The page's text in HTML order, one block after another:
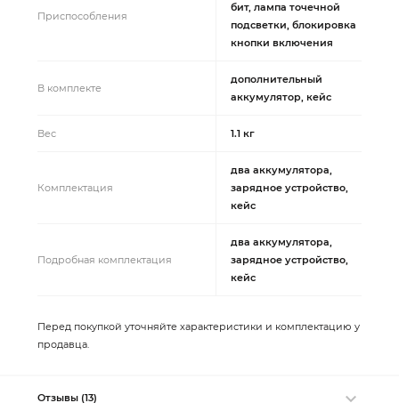
Приспособления
бит, лампа точечной
подсветки, блокировка
кнопки включения
В комплекте
дополнительный
аккумулятор, кейс
Вес 1.1 кг
Комплектация
два аккумулятора,
зарядное устройство,
кейс
Подробная комплектация
два аккумулятора,
зарядное устройство,
кейс
Перед покупкой уточняйте характеристики и комплектацию у
продавца.
Отзывы (13)